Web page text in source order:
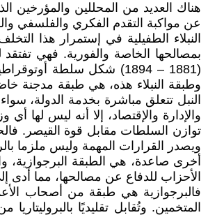
هناك العديد من المحللين والمؤرخين
عن مواكبة التقدم الفكري والفلسفي
النبلاء الطفيلية في إستمرار هذا
بمصالحها الخاصة والفورية. فهي
وطبقة النبلاء هذه، هي طبقة مدجنة
النبل تتعلق مباشرة بخدمة الدولة،
والإدارة والإقتصاد، إلا أنه ليس
توازن السلطات مقابل قوة القيصر.
ويصدر القرارات المهمة وليس ملزما
أخرى صاعدة، هي الطبقة
الأحزاب للدفاع عن مصالحها، مما
فالبرجوازية هي طبقة من أصحاب
المتخمين. وتُقابل تقليديًا